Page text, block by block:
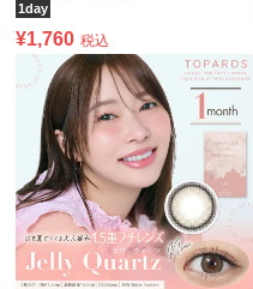
1day
¥1,760 税込